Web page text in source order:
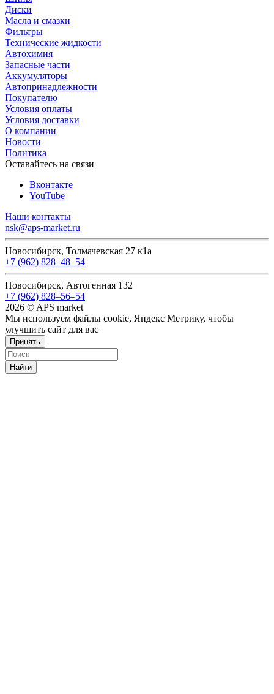
Диски
Масла и смазки
Фильтры
Технические жидкости
Автохимия
Запасные части
Аккумуляторы
Автопринадлежности
Покупателю
Условия оплаты
Условия доставки
О компании
Новости
Политика
Оставайтесь на связи
Вконтакте
YouTube
Наши контакты
nsk@aps-market.ru
Новосибирск, Толмачевская 27 к1а
+7 (962) 828‒48‒54
Новосибирск, Автогенная 132
+7 (962) 828‒56‒54
2026 © APS market
Мы используем файлы cookie, Яндекс Метрику, чтобы
улучшить сайт для вас
Принять
Найти